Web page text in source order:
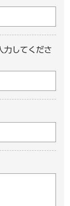
力してくださ